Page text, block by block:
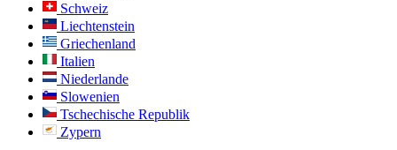
Schweiz
Liechtenstein
Griechenland
Italien
Niederlande
Slowenien
Tschechische Republik
Zypern